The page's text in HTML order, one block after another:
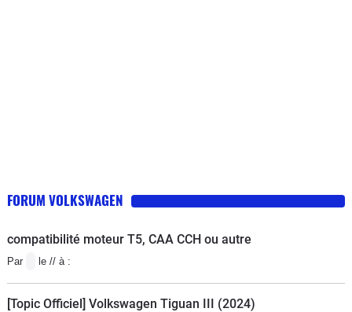
FORUM VOLKSWAGEN
compatibilité moteur T5, CAA CCH ou autre
Par le // à :
[Topic Officiel] Volkswagen Tiguan III (2024)